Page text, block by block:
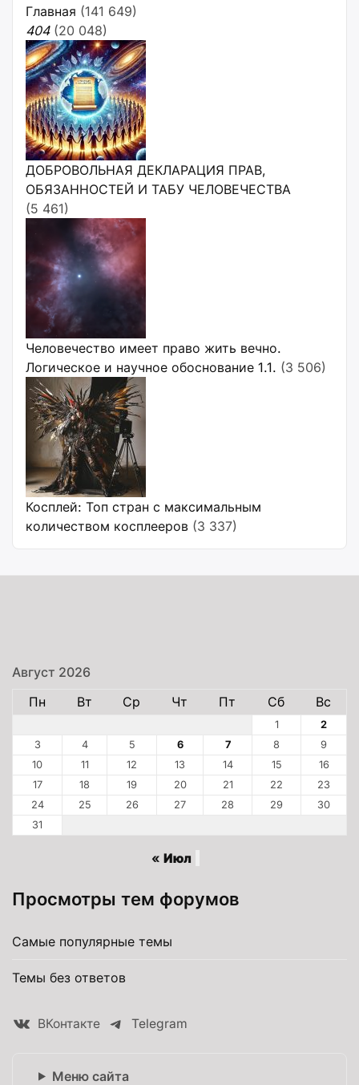
Главная (141 649)
404 (20 048)
ДОБРОВОЛЬНАЯ ДЕКЛАРАЦИЯ ПРАВ,
ОБЯЗАННОСТЕЙ И ТАБУ ЧЕЛОВЕЧЕСТВА
(5 461)
Человечество имеет право жить вечно.
Логическое и научное обоснование 1.1. (3 506)
Косплей: Топ стран с максимальным
количеством косплееров (3 337)
Август 2026
Пн
Вт Ср Чт Пт Сб Вс
1
2
3
4 5 6 7 8
9
10
11 12 13 14 15
16
17
18 19 20 21 22
23
24
25 26 27 28 29
30
31
« Июл
Просмотры тем форумов
Самые популярные темы
Темы без ответов
ВКонтакте Telegram
Меню сайта